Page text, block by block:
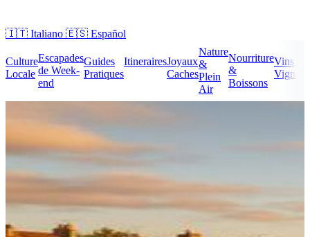
🇮🇹 Italiano 🇪🇸 Español
Culture
Locale
Escapades
de Week-
end
Guides
Pratiques
ItinerairesJoyaux
Caches
Nature
&
Plein
Air
Nourriture
&
Boissons
Vins &